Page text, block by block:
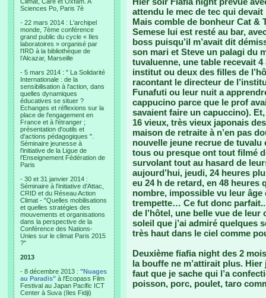
Sciences Po, Paris 7è
- 22 mars 2014 : L'archipel
monde, 7ème conférence
grand public du cycle « Iles
laboratoires » organisé par
l'IRD à la bibliothèque de
l’Alcazar, Marseille
- 5 mars 2014 : " La Solidarité
Internationale : de la
sensibilisation à l'action, dans
quelles dynamiques
éducatives se situer ?
Echanges et réflexions sur la
place de l'engagement en
France et à l'étranger ;
présentation d'outils et
d'actions pédagogiques ".
Séminaire jeunesse à
l'initiative de la Ligue de
l'Enseignement Fédération de
Paris
- 30 et 31 janvier 2014 :
Séminaire à l'initiative d'Attac,
CRID et du Réseau Action
Climat - "Quelles mobilisations
et quelles stratégies des
mouvements et organisations
dans la perspective de la
Conférence des Nations-
Unies sur le climat Paris 2015
?"
2013
- 8 décembre 2013 : "Nuages
au Paradis" à l'Ecopass Film
Festival au Japan Pacific ICT
Center à Suva (Iles Fidji)
attendu le mec de tec qui
Mais comble de bonheur Cat &
Semese lui est resté au bar,
boss puisqu’il m’avait dit
son mari et Steve un palagi du
tuvaluenne, une table recevait
institut ou deux des filles de
racontant le directeur de
Funafuti ou leur nuit a
cappucino parce que le prof
savaient faire un capuccino).
16 vieux, très vieux japonais
maison de retraite à n’en pas
nouvelle jeune recrue de
tous ou presque ont tout filmé
survolant tout au hasard de
aujourd’hui, jeudi, 24 heures
eu 24 h de retard, en 48 heures
nombre, impossible vu leur
trempette… Ce fut donc
de l’hôtel, une belle vue de
soleil que j’ai admiré quelques
très haut dans le ciel comme
Deuxième fiafia night des 2
la bouffe ne m’attirait plus. Hier
faut que je sache qui l’a
poisson, porc, poulet, taro